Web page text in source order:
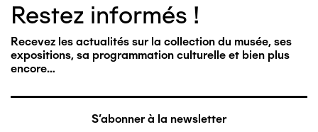
Restez informés !
Recevez les actualités sur la collection du musée, ses
expositions, sa programmation culturelle et bien plus
encore…
S'abonner à la newsletter